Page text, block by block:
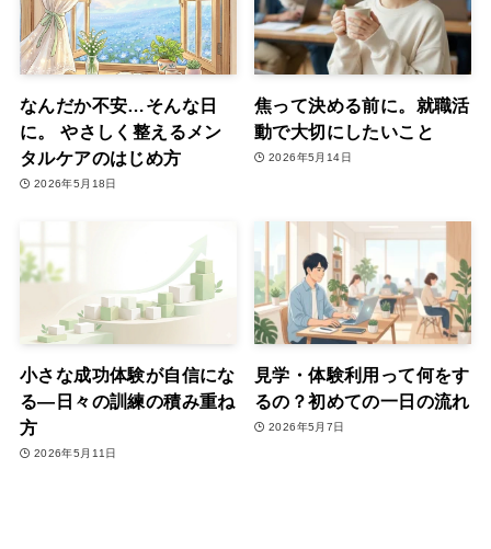
なんだか不安…そんな日
に。 やさしく整えるメン
タルケアのはじめ方
2026年5月18日
焦って決める前に。就職活
動で大切にしたいこと
2026年5月14日
小さな成功体験が自信にな
る―日々の訓練の積み重ね
方
2026年5月11日
見学・体験利用って何をす
るの？初めての一日の流れ
2026年5月7日